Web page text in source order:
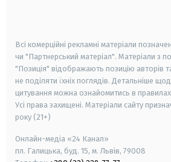
Всі комерційні рекламні матеріали
чи "Партнерський матеріал". Матеріали з
"Позиція" відображають позицію авторів
не поділяти їхніх поглядів. Детальніше
цитування можна ознайомитись в
Усі права захищені. Матеріали сайту
року (21+)
Онлайн-медіа «24 Канал»
пл. Галицька, буд. 15, м. Львів, 79008